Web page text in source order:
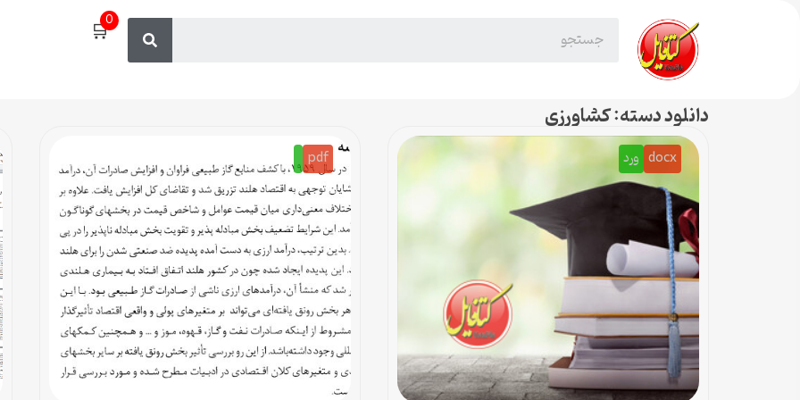
🛒0
دانلود دسته: کشاورزی
docx ورد pdf